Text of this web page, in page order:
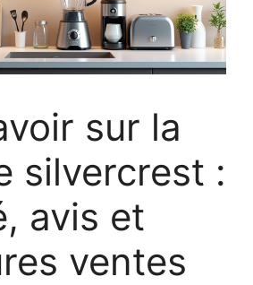
sur la
silvercrest :
avis et
ventes